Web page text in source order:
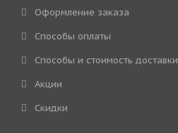
Оформление заказа
Способы оплаты
Способы и стоимость доставки
Акции
Скидки